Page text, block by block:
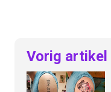
Vorig artikel